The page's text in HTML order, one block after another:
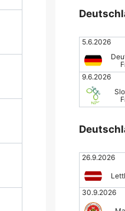
5.6.2026
9.6.2026
26.9.2026
30.9.2026